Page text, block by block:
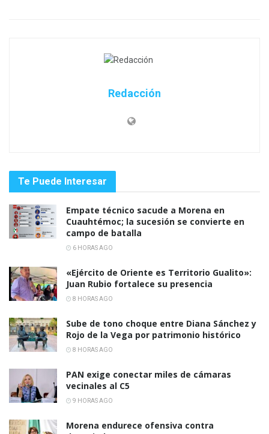
Redacción
Te Puede Interesar
Empate técnico sacude a Morena en
Cuauhtémoc; la sucesión se convierte en
campo de batalla
6 HORAS AGO
«Ejército de Oriente es Territorio Gualito»:
Juan Rubio fortalece su presencia
8 HORAS AGO
Sube de tono choque entre Diana Sánchez y
Rojo de la Vega por patrimonio histórico
8 HORAS AGO
PAN exige conectar miles de cámaras
vecinales al C5
9 HORAS AGO
Morena endurece ofensiva contra